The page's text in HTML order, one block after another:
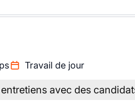
Travail de jour
avec des